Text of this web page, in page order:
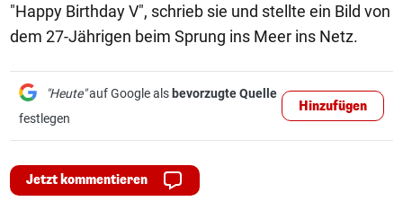
"Happy Birthday V", schrieb sie und stellte ein Bild von
dem 27-Jährigen beim Sprung ins Meer ins Netz.
"Heute"auf Google als bevorzugte Quelle
festlegen
Hinzufügen
Jetzt kommentieren